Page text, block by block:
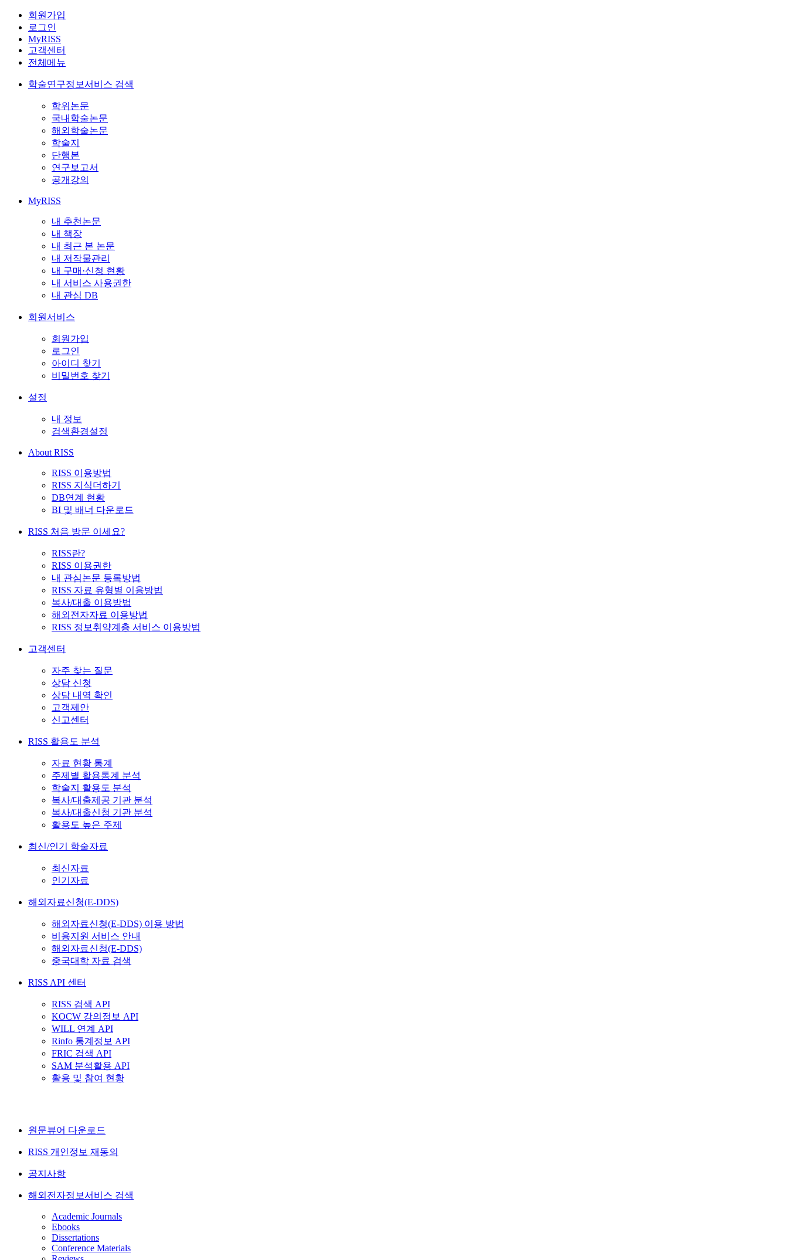
회원가입
로그인
MyRISS
고객센터
전체메뉴
학술연구정보서비스 검색
학위논문
국내학술논문
해외학술논문
학술지
단행본
연구보고서
공개강의
MyRISS
내 추천논문
내 책장
내 최근 본 논문
내 저작물관리
내 구매·신청 현황
내 서비스 사용권한
내 관심 DB
회원서비스
회원가입
로그인
아이디 찾기
비밀번호 찾기
설정
내 정보
검색환경설정
About RISS
RISS 이용방법
RISS 지식더하기
DB연계 현황
BI 및 배너 다운로드
RISS 처음 방문 이세요?
RISS란?
RISS 이용권한
내 관심논문 등록방법
RISS 자료 유형별 이용방법
복사/대출 이용방법
해외전자자료 이용방법
RISS 정보취약계층 서비스 이용방법
고객센터
자주 찾는 질문
상담 신청
상담 내역 확인
고객제안
신고센터
RISS 활용도 분석
자료 현황 통계
주제별 활용통계 분석
학술지 활용도 분석
복사/대출제공 기관 분석
복사/대출신청 기관 분석
활용도 높은 주제
최신/인기 학술자료
최신자료
인기자료
해외자료신청(E-DDS)
해외자료신청(E-DDS) 이용 방법
비용지원 서비스 안내
해외자료신청(E-DDS)
중국대학 자료 검색
RISS API 센터
RISS 검색 API
KOCW 강의정보 API
WILL 연계 API
Rinfo 통계정보 API
FRIC 검색 API
SAM 분석활용 API
활용 및 참여 현황
원문뷰어 다운로드
RISS 개인정보 재동의
공지사항
해외전자정보서비스 검색
Academic Journals
Ebooks
Dissertations
Conference Materials